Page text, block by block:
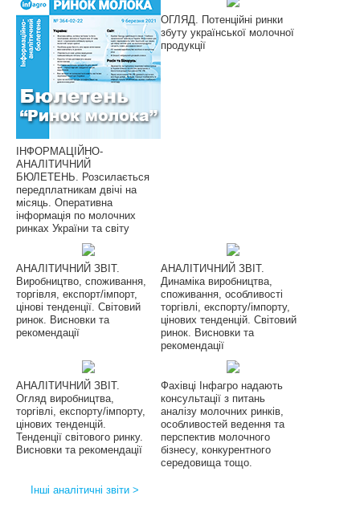
ІНФОРМАЦІЙНО-
АНАЛІТИЧНИЙ
БЮЛЕТЕНЬ. Розсилається
передплатникам двічі на
місяць. Оперативна
інформація по молочних
ринках України та світу
ОГЛЯД. Потенційні ринки
збуту української молочної
продукції
АНАЛІТИЧНИЙ ЗВІТ.
Виробництво, споживання,
торгівля, експорт/імпорт,
цінові тенденції. Світовий
ринок. Висновки та
рекомендації
АНАЛІТИЧНИЙ ЗВІТ.
Динаміка виробництва,
споживання, особливості
торгівлі, експорту/імпорту,
цінових тенденцій. Світовий
ринок. Висновки та
рекомендації
АНАЛІТИЧНИЙ ЗВІТ.
Огляд виробництва,
торгівлі, експорту/імпорту,
цінових тенденцій.
Тенденції світового ринку.
Висновки та рекомендації
Фахівці Інфагро надають
консультації з питань
аналізу молочних ринків,
особливостей ведення та
перспектив молочного
бізнесу, конкурентного
середовища тощо.
Інші аналітичні звіти >